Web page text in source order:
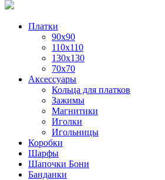
Платки
90x90
110x110
130x130
70х70
Аксессуары
Кольца для платков
Зажимы
Магнитики
Иголки
Игольницы
Коробки
Шарфы
Шапочки Бони
Банданки